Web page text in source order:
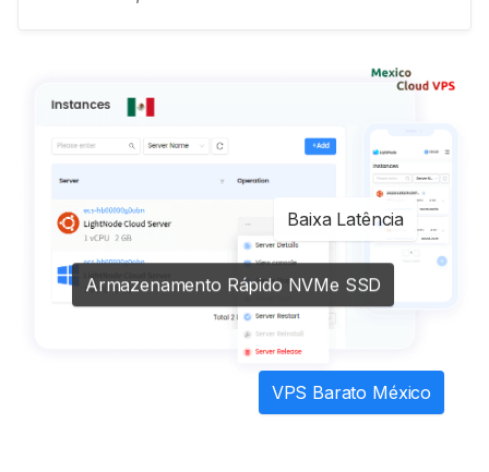
Baixa Latência
Armazenamento Rápido NVMe SSD
VPS Barato México